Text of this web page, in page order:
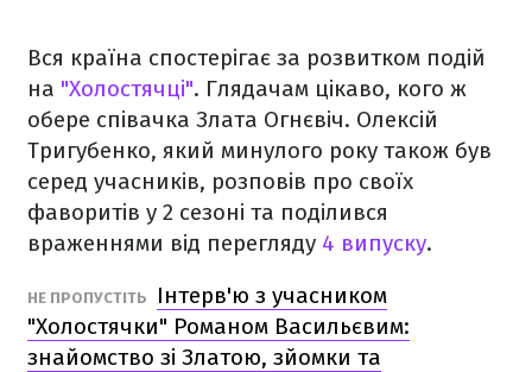
Вся країна спостерігає за розвитком подій
на "Холостячці". Глядачам цікаво, кого ж
обере співачка Злата Огнєвіч. Олексій
Тригубенко, який минулого року також був
серед учасників, розповів про своїх
фаворитів у 2 сезоні та поділився
враженнями від перегляду 4 випуску.
НЕ ПРОПУСТІТЬ
Інтерв'ю з учасником
"Холостячки" Романом Васильєвим:
знайомство зі Златою, зйомки та